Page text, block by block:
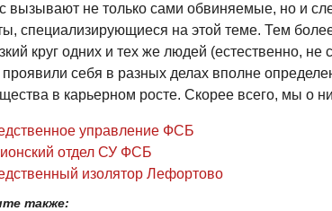
вызывают не только сами обвиняемые, но и
специализирующиеся на этой теме. Тем
круг одних и тех же людей (естественно,
себя в разных делах вполне
в карьерном росте. Скорее всего, мы о
управление ФСБ
отдел СУ ФСБ
изолятор Лефортово
также: